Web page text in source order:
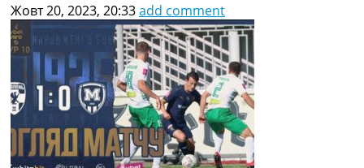
Жовт 20, 2023, 20:33add comment